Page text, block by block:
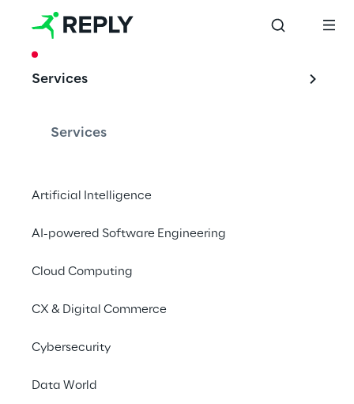
Services
Services
Artificial Intelligence
AI-powered Software Engineering
Cloud Computing
CX & Digital Commerce
Cybersecurity
Data World
Selex fortalece a
infraestrutura de
eletrônico com a
Aplicações de computação em nuvem e